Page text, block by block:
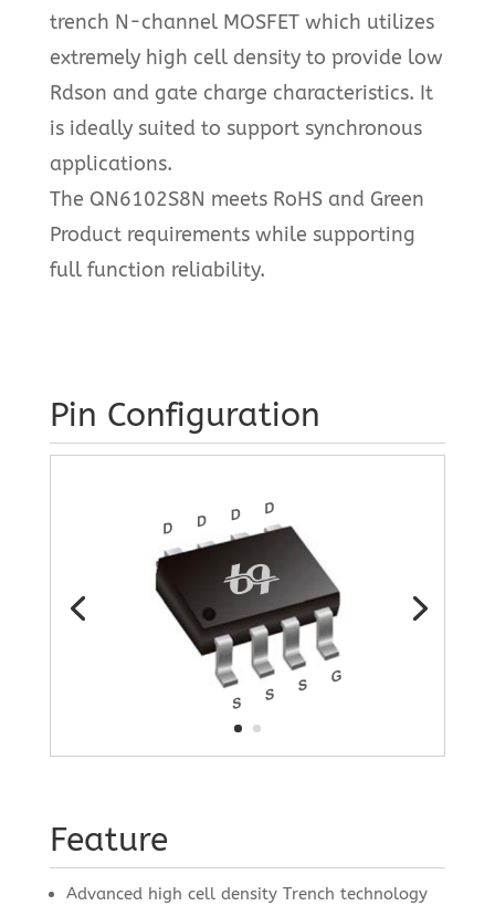
trench N-channel MOSFET which utilizes
extremely high cell density to provide low
Rdson and gate charge characteristics. It
is ideally suited to support synchronous
applications.
The QN6102S8N meets RoHS and Green
Product requirements while supporting
full function reliability.
Pin Configuration
Feature
Advanced high cell density Trench technology